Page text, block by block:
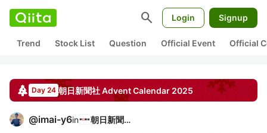
search Login Signup
Trend Stock List Question Official Event Official
Day 24 朝日新聞社Advent Calendar 2025
@imai-y6in 朝日新聞社